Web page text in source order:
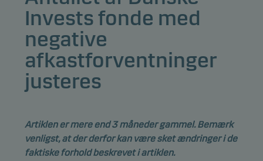
Invests fonde med
negative
afkastforventninger
justeres
Artiklen er mere end 3 måneder gammel. Bemærk
venligst, at der derfor kan være sket ændringer i de
faktiske forhold beskrevet i artiklen.